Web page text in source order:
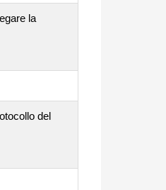
la
del